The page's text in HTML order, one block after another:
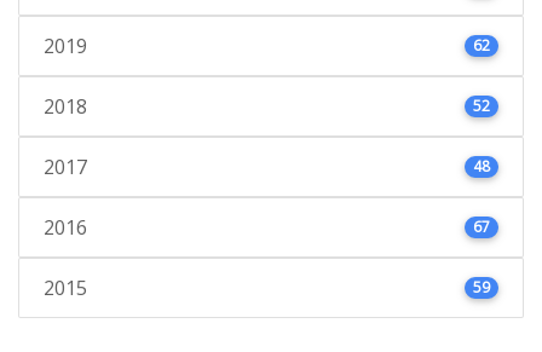
2019 62
2018 52
2017 48
2016 67
2015 59